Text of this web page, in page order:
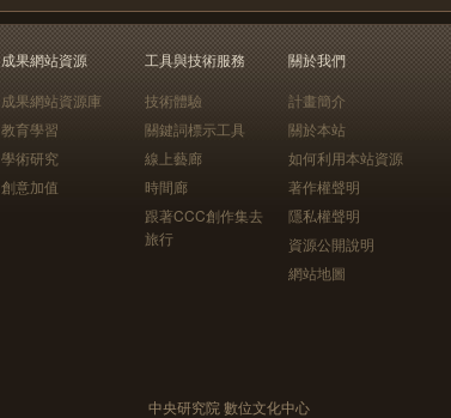
成果網站資源
成果網站資源庫
教育學習
學術研究
創意加值
工具與技術服務
技術體驗
關鍵詞標示工具
線上藝廊
時間廊
跟著CCC創作集去
旅行
關於我們
計畫簡介
關於本站
如何利用本站資源
著作權聲明
隱私權聲明
資源公開說明
網站地圖
中央研究院 數位文化中心